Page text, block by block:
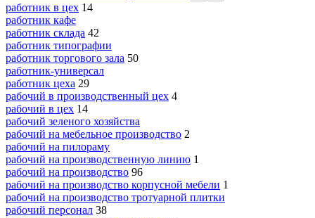
работник в цех 14
работник кафе
работник склада 42
работник типографии
работник торгового зала 50
работник-универсал
работник цеха 29
рабочий в производственный цех 4
рабочий в цех 14
рабочий зеленого хозяйства
рабочий на мебельное производство 2
рабочий на пилораму
рабочий на производственную линию 1
рабочий на производство 96
рабочий на производство корпусной мебели 1
рабочий на производство тротуарной плитки
рабочий персонал 38